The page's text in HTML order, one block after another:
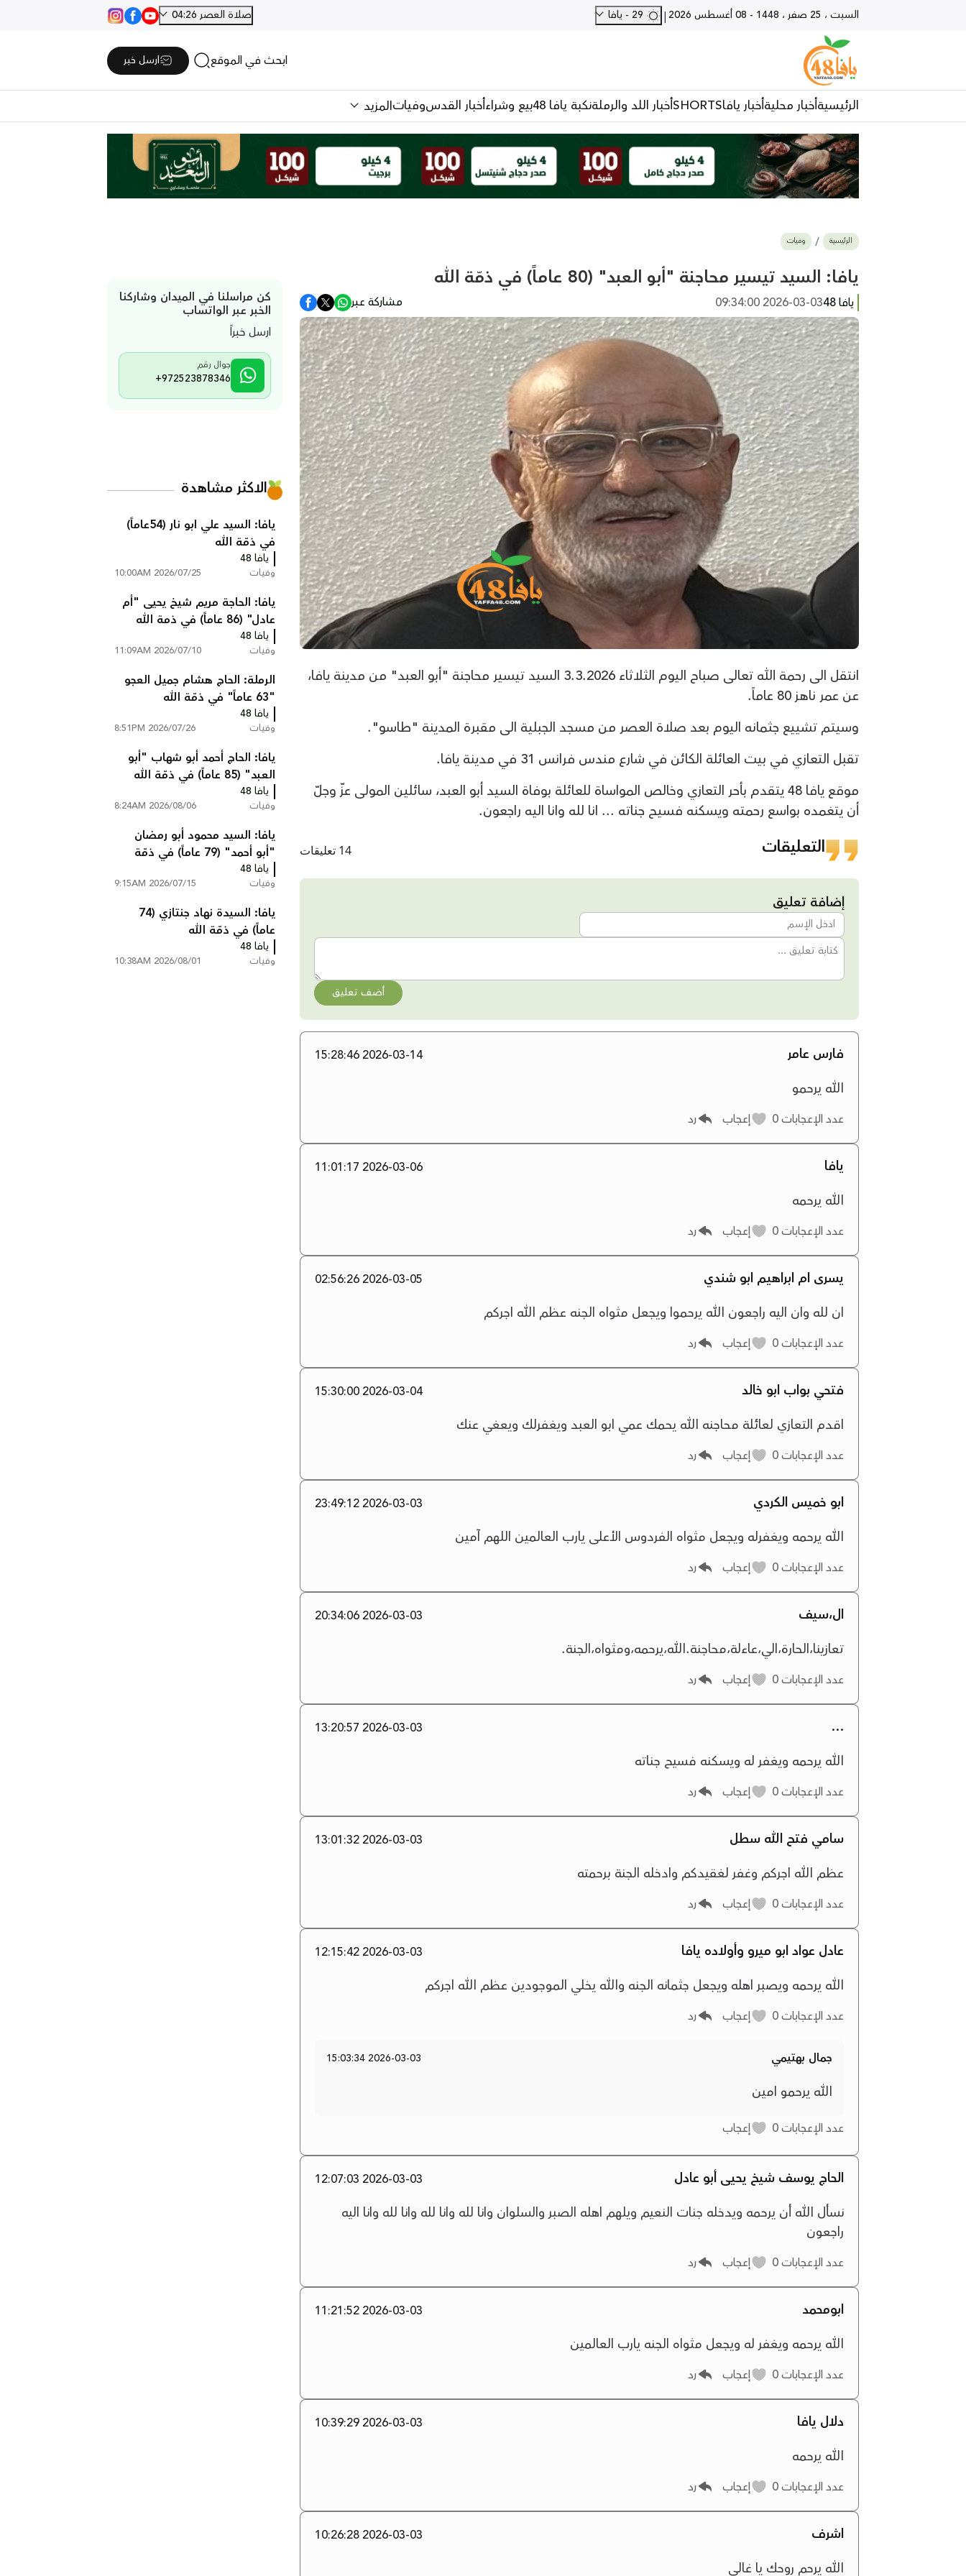
السبت ، 25 صفر ، 1448 - 08 أغسطس 2026 | صلاة العصر 04:26
ابحث في الموقع ارسل خبر
الرئيسيةأخبار محليةأخبار يافاSHORTSأخبار اللد والرملةنكبة يافا 48 بيع وشراءأخبار القدسوفياتالمزيد
الرئيسية وفيات
يافا: السيد تيسير محاجنة "أبو العبد" (80 عاماً) في ذمّة الله
يافا 48 2026-03-03 09:34:00 مشاركة عبر
انتقل الى رحمة الله تعالى صباح اليوم الثلاثاء 3.3.2026 السيد تيسير محاجنة "أبو العبد" من مدينة يافا،
عن عمر ناهز 80 عاماً.
وسيتم تشييع جثمانه اليوم بعد صلاة العصر من مسجد الجبلية الى مقبرة المدينة "طاسو".
تقبل التعازي في بيت العائلة الكائن في شارع مندس فرانس 31 في مدينة يافا.
موقع يافا 48 يتقدم بأحر التعازي وخالص المواساة للعائلة بوفاة السيد أبو العبد، سائلين المولى عزّ وجلّ
أن يتغمده بواسع رحمته ويسكنه فسيح جناته ... انا لله وانا اليه راجعون.
التعليقات 14 تعليقات
إضافة تعليق
أضف تعليق
فارس عامر 2026-03-14 15:28:46
الله يرحمو
عدد الإعجابات إعجاب رد
يافا 2026-03-06 11:01:17
الله يرحمه
عدد الإعجابات إعجاب رد
يسرى ام ابراهيم ابو شندي 2026-03-05 02:56:26
ان لله وان اليه راجعون الله يرحموا ويجعل مثواه الجنه عظم الله اجركم
عدد الإعجابات إعجاب رد
فتحي بواب ابو خالد 2026-03-04 15:30:00
اقدم التعازي لعائلة محاجنه الله يحمك عمي ابو العبد ويغفرلك ويعغي عنك
عدد الإعجابات إعجاب رد
ابو خميس الكردي 2026-03-03 23:49:12
الله يرحمه ويغفرله ويجعل مثواه الفردوس الأعلى يارب العالمين اللهم آمين
عدد الإعجابات إعجاب رد
ال،سيف 2026-03-03 20:34:06
تعازينا،الحارة،الي،عاءلة،محاجنة.الله،يرحمه،ومثواه،الجنة.
عدد الإعجابات إعجاب رد
…
2026-03-03 13:20:57
الله يرحمه ويغفر له ويسكنه فسيح جناته
عدد الإعجابات إعجاب رد
سامي فتح الله سطل 2026-03-03 13:01:32
عظم الله اجركم وغفر لغقيدكم وادخله الجنة برحمته
عدد الإعجابات إعجاب رد
عادل عواد ابو ميرو وأولاده يافا 2026-03-03 12:15:42
الله يرحمه ويصبر اهله ويجعل جثمانه الجنه والله يخلي الموجودين عظم الله اجركم
عدد الإعجابات إعجاب رد
جمال بهتيمي 2026-03-03 15:03:34
الله يرحمو امين
عدد الإعجابات إعجاب
الحاج يوسف شيخ يحيى أبو عادل 2026-03-03 12:07:03
نسأل الله أن يرحمه ويدخله جنات النعيم ويلهم اهله الصبر والسلوان وانا لله وانا لله وانا لله وانا اليه
راجعون
عدد الإعجابات إعجاب رد
ابومحمد 2026-03-03 11:21:52
الله يرحمه ويغفر له ويجعل مثواه الجنه يارب العالمين
عدد الإعجابات إعجاب رد
دلال يافا 2026-03-03 10:39:29
الله يرحمه
عدد الإعجابات إعجاب رد
اشرف 2026-03-03 10:26:28
الله يرحم روحك يا غالي
كن مراسلنا في الميدان وشاركنا
الخبر عبر الواتساب
ارسل خبراً
جوال رقم
+972523878346
الاكثر مشاهدة
يافا: السيد علي ابو نار (54عاماً)
في ذمّة الله
يافا 48
وفيات 2026/07/25 10:00AM
يافا: الحاجة مريم شيخ يحيى "أم
عادل" (86 عاماً) في ذمة الله
يافا 48
وفيات 2026/07/10 11:09AM
الرملة: الحاج هشام جميل العجو
"63 عاماً" في ذمّة الله
يافا 48
وفيات 2026/07/26 8:51PM
يافا: الحاج أحمد أبو شهاب "أبو
العبد" (85 عاماً) في ذمّة الله
يافا 48
وفيات 2026/08/06 8:24AM
يافا: السيد محمود أبو رمضان
"أبو أحمد" (79 عاماً) في ذمّة
الله
يافا 48
وفيات 2026/07/15 9:15AM
يافا: السيدة نهاد جنتازي (74
عاماً) في ذمّة الله
يافا 48
وفيات 2026/08/01 10:38AM